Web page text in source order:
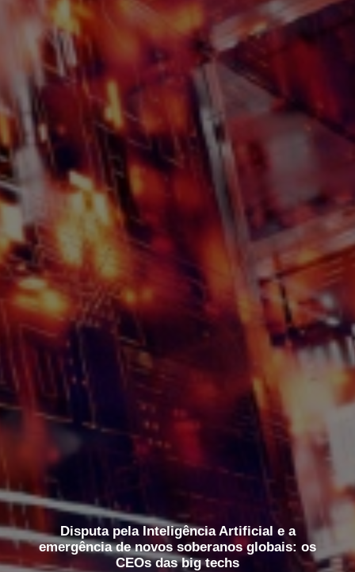
Disputa pela Inteligência Artificial e a
emergência de novos soberanos globais: os
CEOs das big techs